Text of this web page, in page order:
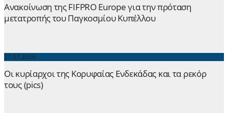
Ανακοίνωση της FIFPRO Europe για την πρόταση
μετατροπής του Παγκοσμίου Κυπέλλου
27.07.2026
Οι κυρίαρχοι της Κορυφαίας Ενδεκάδας και τα ρεκόρ
τους (pics)